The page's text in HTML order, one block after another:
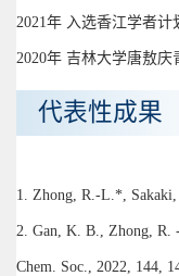
2021年 入选香江学者计
2020年 吉林大学唐敖庆
代表性成果
1. Zhong, R.-L.*, Sakaki,
2. Gan, K. B., Zhong, R.
Chem. Soc., 2022, 144,